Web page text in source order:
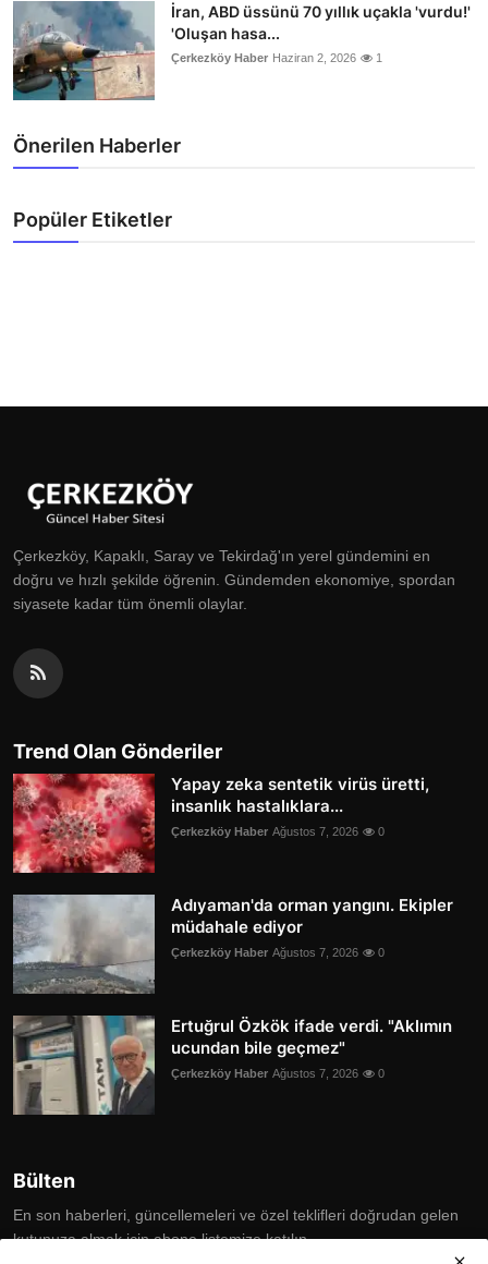
İran, ABD üssünü 70 yıllık uçakla 'vurdu!'
'Oluşan hasa...
Çerkezköy Haber Haziran 2, 2026 1
Önerilen Haberler
Popüler Etiketler
Çerkezköy, Kapaklı, Saray ve Tekirdağ'ın yerel gündemini en
doğru ve hızlı şekilde öğrenin. Gündemden ekonomiye, spordan
siyasete kadar tüm önemli olaylar.
Trend Olan Gönderiler
Yapay zeka sentetik virüs üretti,
insanlık hastalıklara...
Çerkezköy Haber Ağustos 7, 2026 0
Adıyaman'da orman yangını. Ekipler
müdahale ediyor
Çerkezköy Haber Ağustos 7, 2026 0
Ertuğrul Özkök ifade verdi. "Aklımın
ucundan bile geçmez"
Çerkezköy Haber Ağustos 7, 2026 0
Bülten
En son haberleri, güncellemeleri ve özel teklifleri doğrudan gelen
kutunuza almak için abone listemize katılın